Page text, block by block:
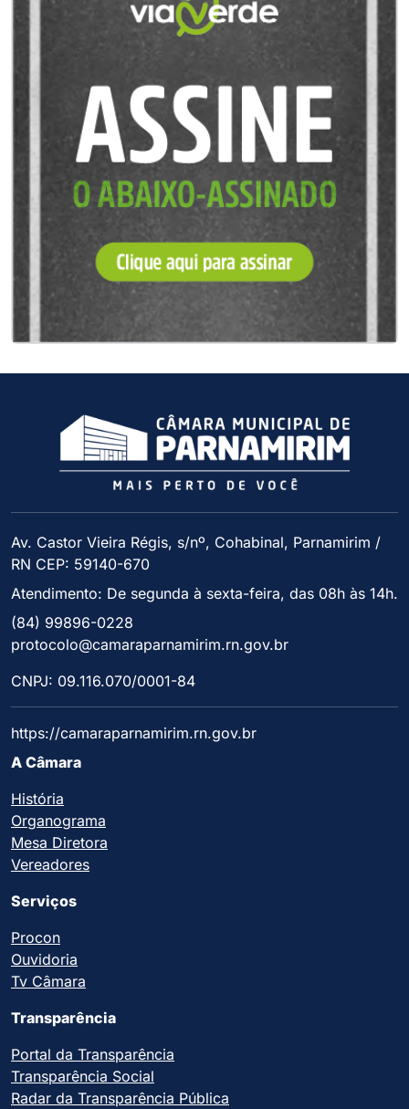
Av. Castor Vieira Régis, s/nº, Cohabinal, Parnamirim /
RN CEP: 59140-670
Atendimento: De segunda à sexta-feira, das 08h às 14h.
(84) 99896-0228
protocolo@camaraparnamirim.rn.gov.br
CNPJ: 09.116.070/0001-84
https://camaraparnamirim.rn.gov.br
A Câmara
História
Organograma
Mesa Diretora
Vereadores
Serviços
Procon
Ouvidoria
Tv Câmara
Transparência
Portal da Transparência
Transparência Social
Radar da Transparência Pública